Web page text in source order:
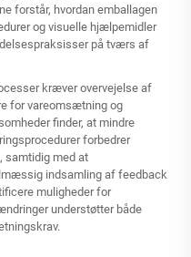
forstår, hvordan emballagen
og visuelle hjælpemidler
på tværs af
kræver overvejelse af
for vareomsætning og
finder, at mindre
forbedrer
samtidig med at
indsamling af feedback
muligheder for
understøtter både